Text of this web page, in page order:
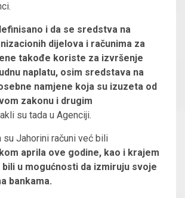
i da se sredstva na
dijelova i računima za
takođe koriste za izvršenje
naplatu, osim sredstava na
namjene koja su izuzeta od
zakonu i drugim
su tada u Agenciji.
su Jahorini računi već bili
aprila ove godine, kao i krajem
u mogućnosti da izmiruju svoje
bankama.